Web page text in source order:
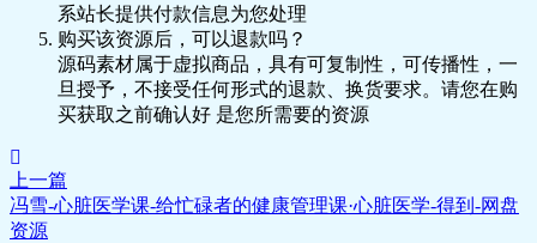
系站长提供付款信息为您处理
购买该资源后，可以退款吗？
源码素材属于虚拟商品，具有可复制性，可传播性，一
旦授予，不接受任何形式的退款、换货要求。请您在购
买获取之前确认好 是您所需要的资源
上一篇
冯雪-心脏医学课-给忙碌者的健康管理课·心脏医学-得到-网盘
资源